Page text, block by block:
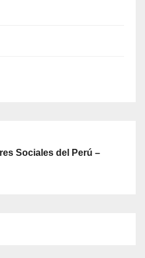
Sociales del Perú –